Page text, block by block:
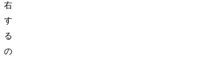
右
す
る
の